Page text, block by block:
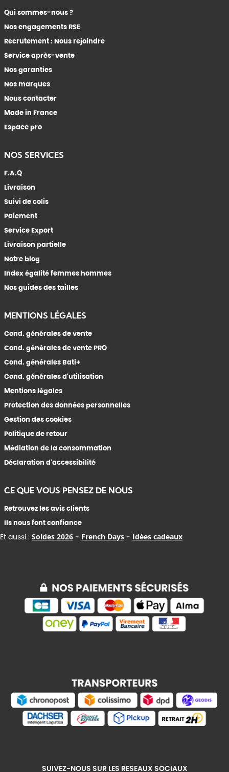
Qui sommes-nous ?
Nos engagements RSE
Recrutement : Nous rejoindre
Service après-vente
Nos garanties
Nos marques
Nous contacter
Made in France
Espace pro
NOS SERVICES
F.A.Q
Livraison
Suivi de colis
Paiement
Service Export
Livraison partielle
Notre blog
Index égalité femmes hommes
Nos guides des tailles
MENTIONS LÉGALES
Cond. générales de vente
Cond. générales de vente PRO
Cond. générales Bati+
Cond. générales d'utilisation
Mentions légales
Protection des données personnelles
Gestion des cookies
Politique de retour
Médiation de la consommation
Déclaration d'accessibilité
CE QUE VOUS PENSEZ DE NOUS
Retrouvez les avis clients
Ils nous font confiance
Et aussi : Soldes 2026 - French Days - Idées cadeaux
SUIVEZ-NOUS SUR LES RESEAUX SOCIAUX